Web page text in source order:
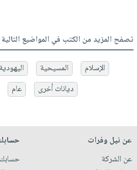
تصفح المزيد من الكتب في المواضيع
الإسلام المسيحية اليهودية
ديانات أخرى
عام
عن نيل وفرات
عن الشركة
حسابك